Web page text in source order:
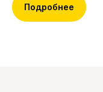
Подробнее